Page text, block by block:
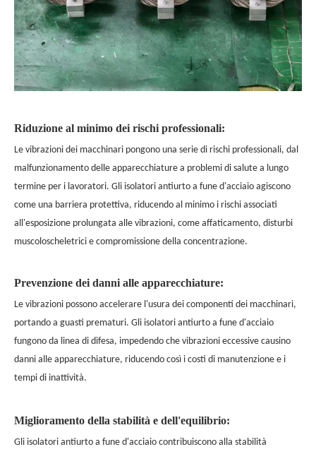
Riduzione al minimo dei rischi professionali:
Le vibrazioni dei macchinari pongono una serie di rischi professionali, dal
malfunzionamento delle apparecchiature a problemi di salute a lungo
termine per i lavoratori. Gli isolatori antiurto a fune d'acciaio agiscono
come una barriera protettiva, riducendo al minimo i rischi associati
all'esposizione prolungata alle vibrazioni, come affaticamento, disturbi
muscoloscheletrici e compromissione della concentrazione.
Prevenzione dei danni alle apparecchiature:
Le vibrazioni possono accelerare l'usura dei componenti dei macchinari,
portando a guasti prematuri. Gli isolatori antiurto a fune d'acciaio
fungono da linea di difesa, impedendo che vibrazioni eccessive causino
danni alle apparecchiature, riducendo così i costi di manutenzione e i
tempi di inattività.
Miglioramento della stabilità e dell'equilibrio:
Gli isolatori antiurto a fune d'acciaio contribuiscono alla stabilità